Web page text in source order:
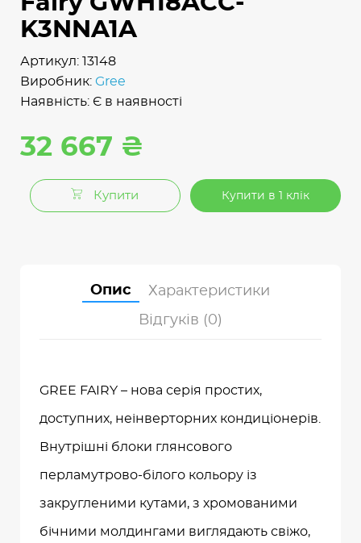
K3NNA1A
Артикул: 13148
Виробник: Gree
Наявність: Є в наявності
32 667 ₴
Купити Купити в 1 клік
Опис
Характеристики
Відгуків (0)
GREE FAIRY – нова серія простих,
доступних, неінверторних кондиціонерів.
Внутрішні блоки глянсового
перламутрово-білого кольору із
закругленими кутами, з хромованими
бічними молдингами виглядають свіжо,